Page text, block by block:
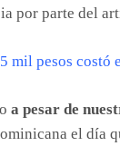
por parte del
mil pesos costó
a pesar de
el día